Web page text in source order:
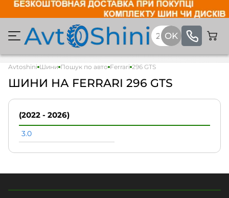
Avtoshini Шини Пошук по авто Ferrari 296 GTS
ШИНИ НА FERRARI 296 GTS
(2022 - 2026)
3.0